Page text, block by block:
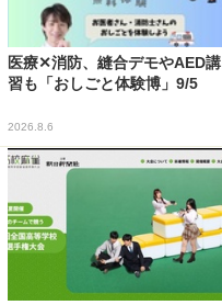
医療✕消防、縫合デモやAED講
習も「おしごと体験博」9/5
2026.8.6